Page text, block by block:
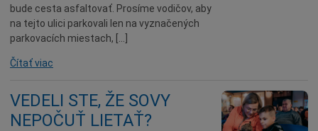
bude cesta asfaltovať. Prosíme vodičov, aby
na tejto ulici parkovali len na vyznačených
parkovacích miestach, […]
Čítať viac
VEDELI STE, ŽE SOVY
NEPOČUŤ LIETAŤ?